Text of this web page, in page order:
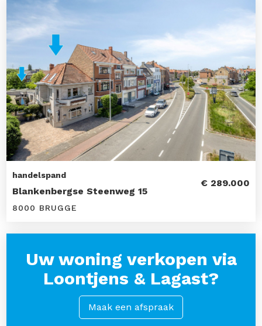
handelspand
Blankenbergse Steenweg 15
€ 289.000
8000 BRUGGE
Uw woning verkopen via
Loontjens & Lagast?
Maak een afspraak